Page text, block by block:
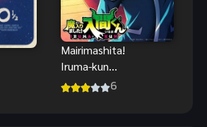
Mairimashita!
Iruma-kun
4th อิรุมะคุง
6